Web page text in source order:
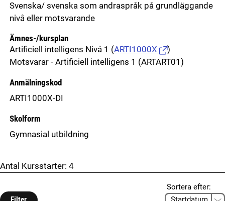
Svenska/ svenska som andraspråk på grundläggande
nivå eller motsvarande
Ämnes-/kursplan
Artificiell intelligens Nivå 1 (ARTI1000X
)
Motsvarar - Artificiell intelligens 1 (ARTART01)
Anmälningskod
ARTI1000X-DI
Skolform
Gymnasial utbildning
Antal Kursstarter: 4
Sortera efter: